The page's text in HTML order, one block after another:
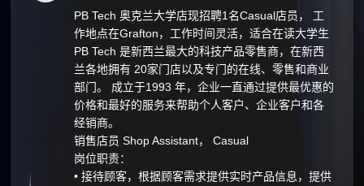
PB Tech 奥克兰大学店现招聘1名Casual店员， 工
作地点在Grafton，工作时间灵活，适合在读大学生
PB Tech 是新西兰最大的科技产品零售商，在新西
兰各地拥有 20家门店以及专门的在线、零售和商业
部门。 成立于1993 年，企业一直通过提供最优惠的
价格和最好的服务来帮助个人客户、企业客户和各
经销商。
销售店员 Shop Assistant， Casual
岗位职责：
• 接待顾客，根据顾客需求提供实时产品信息，提供